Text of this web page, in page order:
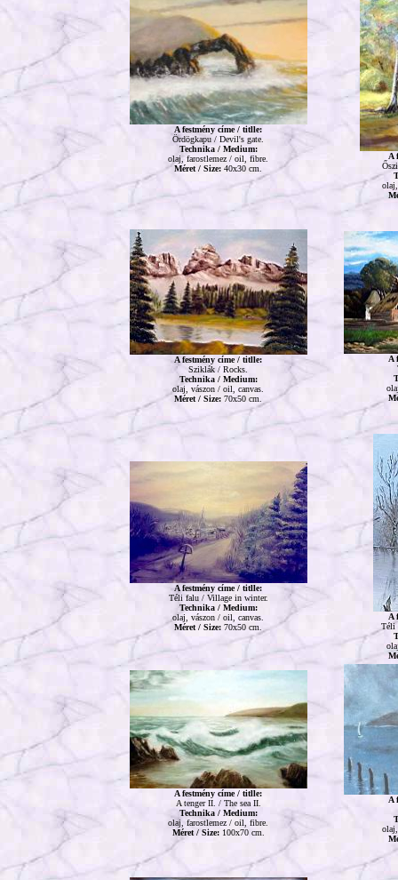
A festmény címe / titlle:
Ördögkapu / Devil's gate.
Technika / Medium:
olaj, farostlemez / oil, fibre.
Méret / Size: 40x30 cm.
A
A festmény címe / titlle:
Sziklák / Rocks.
Technika / Medium:
olaj, vászon / oil, canvas.
Méret / Size: 70x50 cm.
A
A festmény címe / titlle:
Téli falu / Village in winter.
Technika / Medium:
olaj, vászon / oil, canvas.
Méret / Size: 70x50 cm.
A
Téli
A festmény címe / titlle:
A tenger II. / The sea II.
Technika / Medium:
olaj, farostlemez / oil, fibre.
Méret / Size: 100x70 cm.
A